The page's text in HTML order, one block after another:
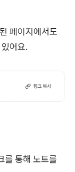
페이지에서도
어요.
를 통해 노트를